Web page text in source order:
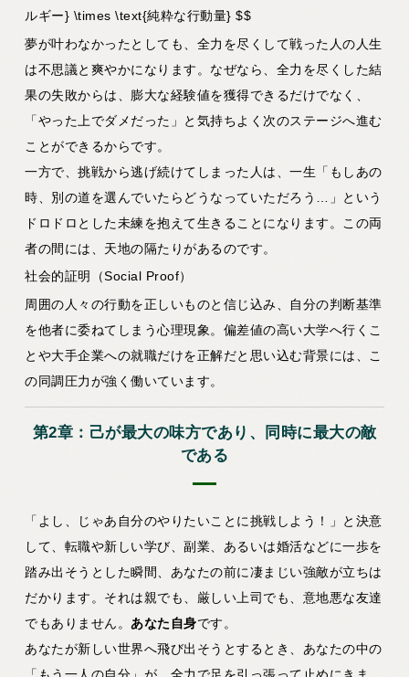
ルギー} \times \text{純粋な行動量} $$
夢が叶わなかったとしても、全力を尽くして戦った人の人生
は不思議と爽やかになります。なぜなら、全力を尽くした結
果の失敗からは、膨大な経験値を獲得できるだけでなく、
「やった上でダメだった」と気持ちよく次のステージへ進む
ことができるからです。
一方で、挑戦から逃げ続けてしまった人は、一生「もしあの
時、別の道を選んでいたらどうなっていただろう…」という
ドロドロとした未練を抱えて生きることになります。この両
者の間には、天地の隔たりがあるのです。
社会的証明（Social Proof）
周囲の人々の行動を正しいものと信じ込み、自分の判断基準
を他者に委ねてしまう心理現象。偏差値の高い大学へ行くこ
とや大手企業への就職だけを正解だと思い込む背景には、こ
の同調圧力が強く働いています。
第2章：己が最大の味方であり、同時に最大の敵
である
「よし、じゃあ自分のやりたいことに挑戦しよう！」と決意
して、転職や新しい学び、副業、あるいは婚活などに一歩を
踏み出そうとした瞬間、あなたの前に凄まじい強敵が立ちは
だかります。それは親でも、厳しい上司でも、意地悪な友達
でもありません。 あなた自身です。
あなたが新しい世界へ飛び出そうとするとき、あなたの中の